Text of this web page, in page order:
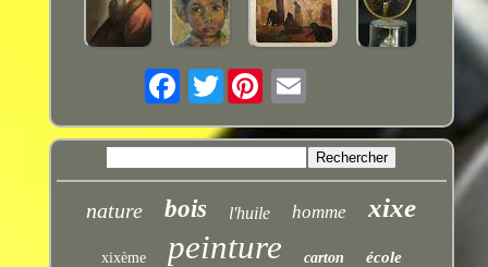
Twitter
nature bois l'huile homme xixe
xixème peinture carton école